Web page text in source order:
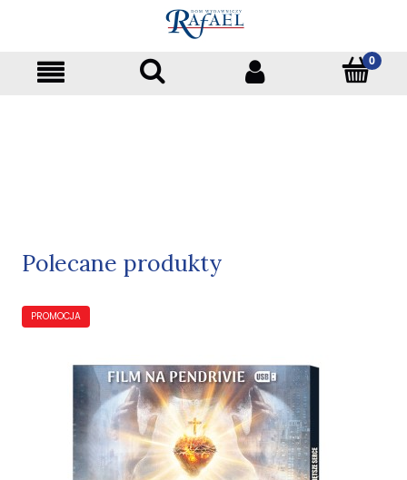
Polecane produkty
PROMOCJA